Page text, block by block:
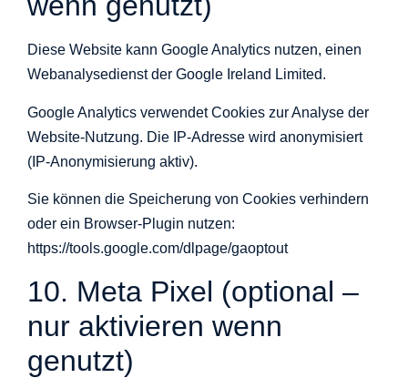
Diese Website kann Google Analytics nutzen, einen
Webanalysedienst der Google Ireland Limited.
Google Analytics verwendet Cookies zur Analyse der
Website-Nutzung. Die IP-Adresse wird anonymisiert
(IP-Anonymisierung aktiv).
Sie können die Speicherung von Cookies verhindern
oder ein Browser-Plugin nutzen:
https://tools.google.com/dlpage/gaoptout
10. Meta Pixel (optional –
nur aktivieren wenn
genutzt)